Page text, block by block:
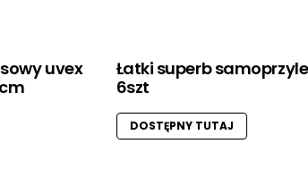
uvex
Łatki superb
6szt
DOSTĘPNY TUTAJ